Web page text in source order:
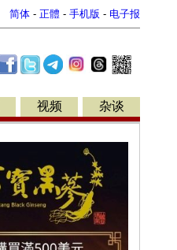
简体 - 正體 - 手机版 - 电子报
视频 杂谈